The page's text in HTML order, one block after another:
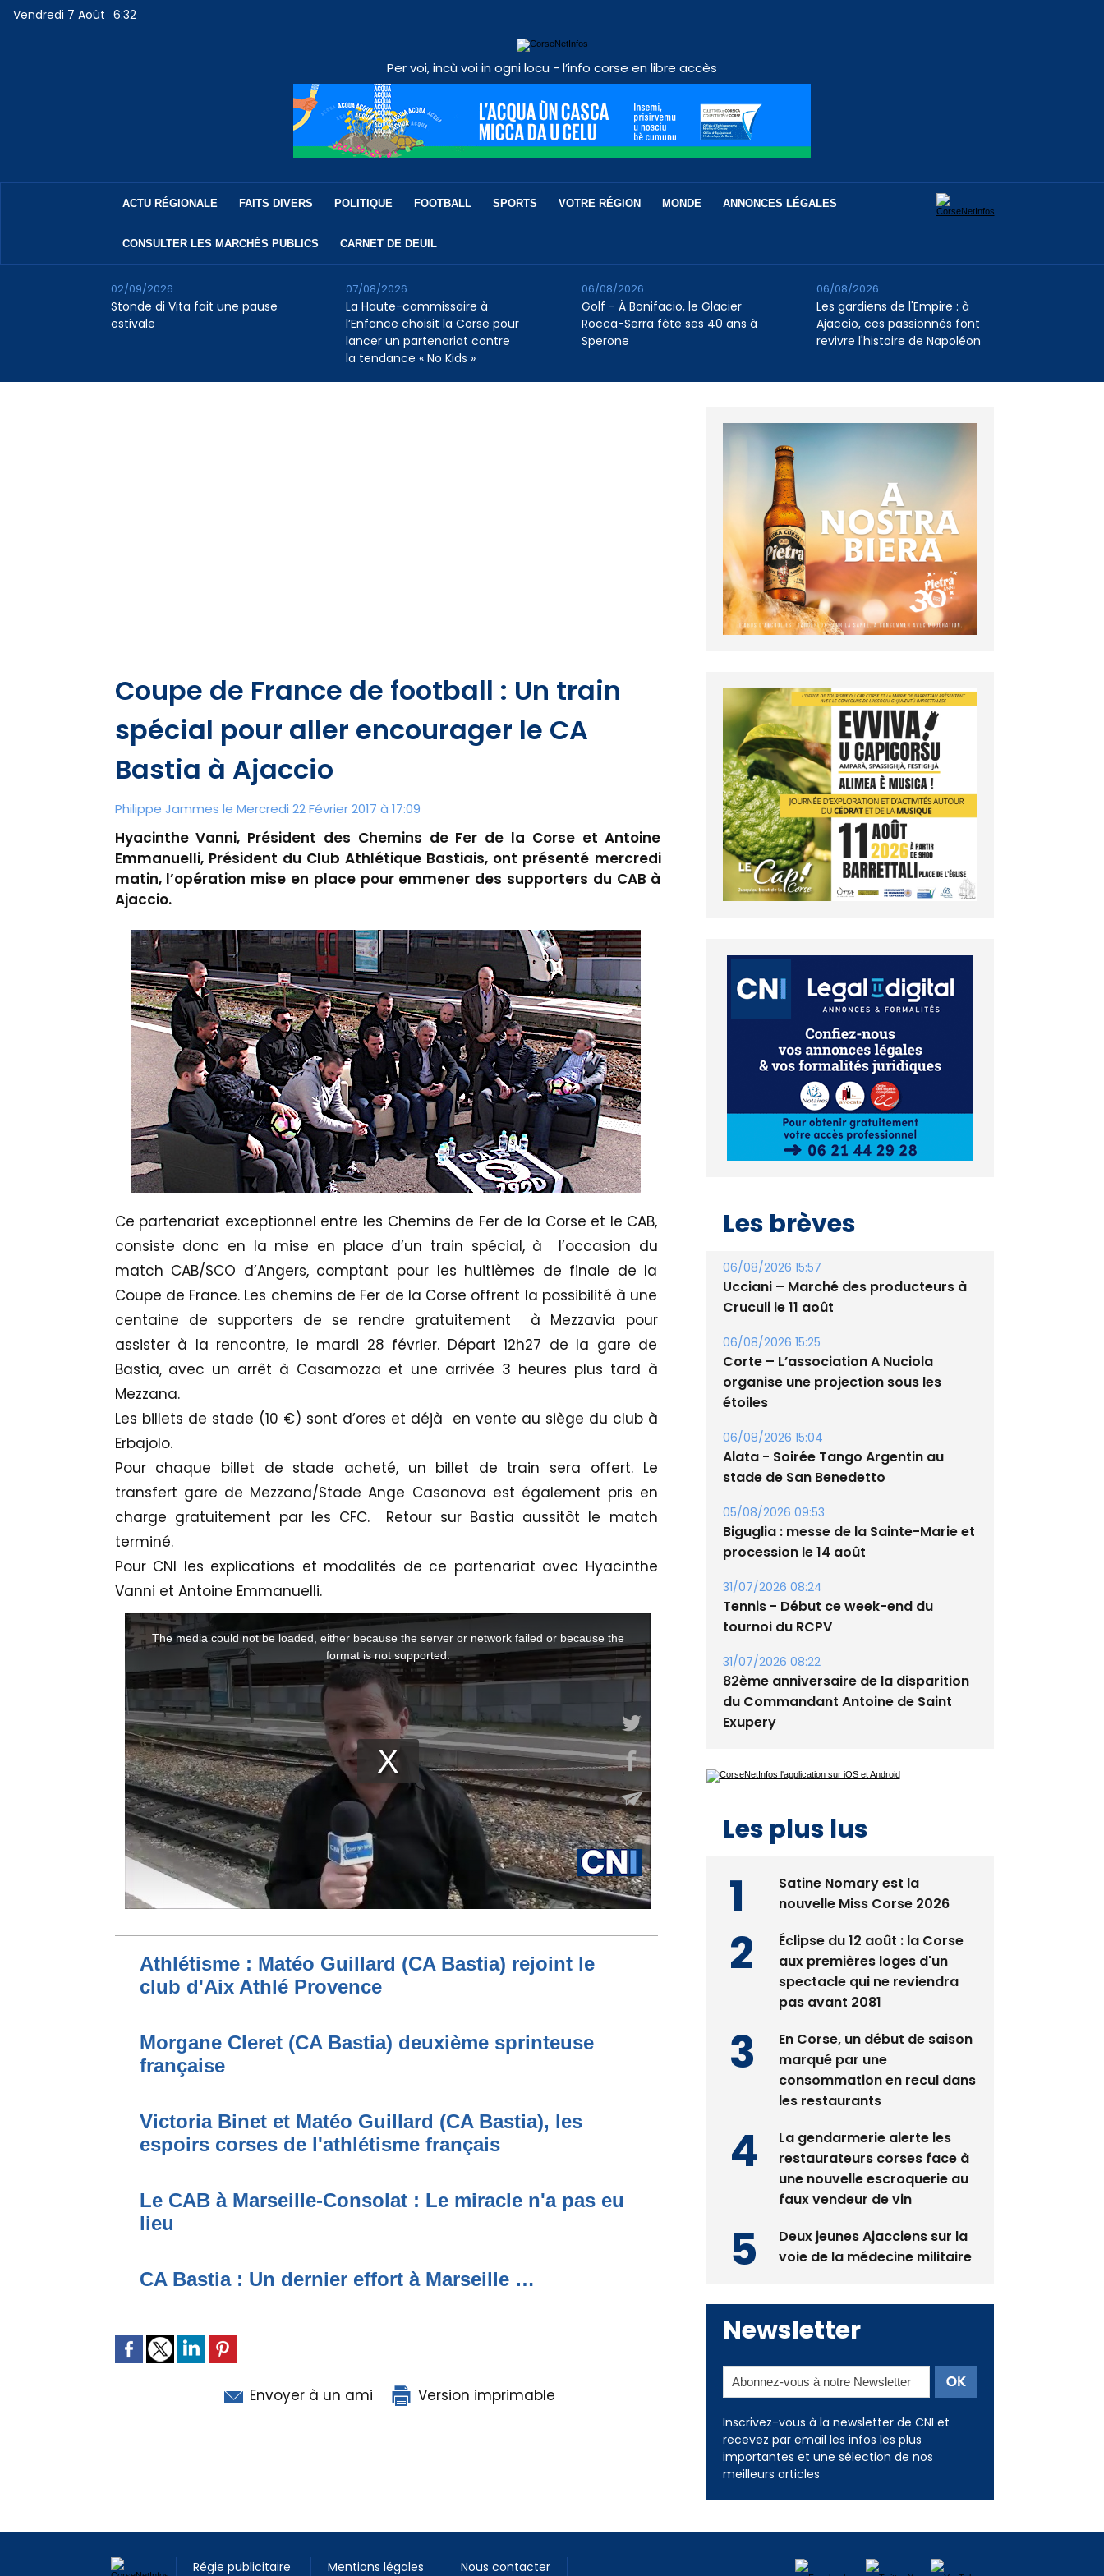
Vendredi 7 Août 6:32
Per voi, incù voi in ogni locu - l’info corse en libre accès
ACTU RÉGIONALE FAITS DIVERS POLITIQUE FOOTBALL SPORTS VOTRE RÉGION MONDE ANNONCES LÉGALES
CONSULTER LES MARCHÉS PUBLICS CARNET DE DEUIL
Stonde di Vita fait une pause
estivale
02/09/2026
La Haute-commissaire à
l’Enfance choisit la Corse pour
lancer un partenariat contre
la tendance « No Kids »
07/08/2026
Golf - À Bonifacio, le Glacier
Rocca-Serra fête ses 40 ans à
Sperone
06/08/2026
Les gardiens de l'Empire : à
Ajaccio, ces passionnés font
revivre l'histoire de Napoléon
06/08/2026
Coupe de France de football : Un train
spécial pour aller encourager le CA
Bastia à Ajaccio
Philippe Jammes le Mercredi 22 Février 2017 à 17:09
Hyacinthe Vanni, Président des Chemins de Fer de la Corse et Antoine
Emmanuelli, Président du Club Athlétique Bastiais, ont présenté mercredi
matin, l’opération mise en place pour emmener des supporters du CAB à
Ajaccio.
Ce partenariat exceptionnel entre les Chemins de Fer de la Corse et le CAB,
consiste donc en la mise en place d’un train spécial, à l’occasion du
match CAB/SCO d’Angers, comptant pour les huitièmes de finale de la
Coupe de France. Les chemins de Fer de la Corse offrent la possibilité à une
centaine de supporters de se rendre gratuitement à Mezzavia pour
assister à la rencontre, le mardi 28 février. Départ 12h27 de la gare de
Bastia, avec un arrêt à Casamozza et une arrivée 3 heures plus tard à
Mezzana.
Les billets de stade (10 €) sont d’ores et déjà en vente au siège du club à
Erbajolo.
Pour chaque billet de stade acheté, un billet de train sera offert. Le
transfert gare de Mezzana/Stade Ange Casanova est également pris en
charge gratuitement par les CFC. Retour sur Bastia aussitôt le match
terminé.
Pour CNI les explications et modalités de ce partenariat avec Hyacinthe
Vanni et Antoine Emmanuelli.
Athlétisme : Matéo Guillard (CA Bastia) rejoint le
club d'Aix Athlé Provence
Morgane Cleret (CA Bastia) deuxième sprinteuse
française
Victoria Binet et Matéo Guillard (CA Bastia), les
espoirs corses de l'athlétisme français
Le CAB à Marseille-Consolat : Le miracle n'a pas eu
lieu
CA Bastia : Un dernier effort à Marseille …
Envoyer à un ami Version imprimable
06/08/2026 15:57
Cruculi le 11 août
06/08/2026 15:25
organise une projection sous les
étoiles
06/08/2026 15:04
stade de San Benedetto
05/08/2026 09:53
procession le 14 août
31/07/2026 08:24
tournoi du RCPV
31/07/2026 08:22
du Commandant Antoine de Saint
Exupery
Éclipse du 12 août : la Corse
spectacle qui ne reviendra
pas avant 2081
En Corse, un début de saison
consommation en recul dans
les restaurants
La gendarmerie alerte les
une nouvelle escroquerie au
faux vendeur de vin
Deux jeunes Ajacciens sur la
Inscrivez-vous à la newsletter de CNI et
recevez par email les infos les plus
importantes et une sélection de nos
meilleurs articles
Régie publicitaire Mentions légales Nous contacter